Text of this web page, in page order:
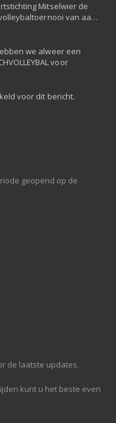
Mitselwier de
van aa…
we alweer een
voor
voor dit bericht.
geopend op de
de laatste updates.
kunt u het beste even